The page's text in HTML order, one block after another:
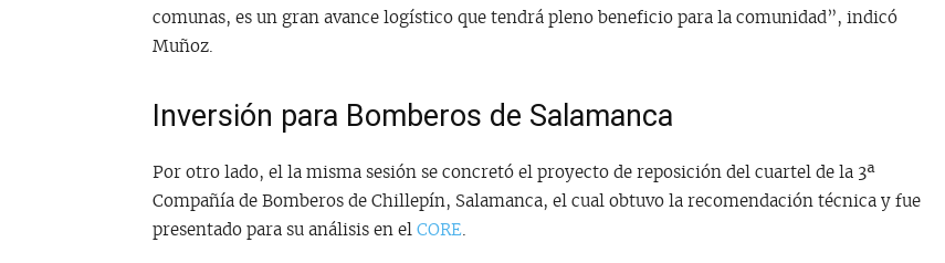
comunas, es un gran avance logístico que tendrá pleno beneficio para la comunidad”, indicó
Muñoz.
Inversión para Bomberos de Salamanca
Por otro lado, el la misma sesión se concretó el proyecto de reposición del cuartel de la 3ª
Compañía de Bomberos de Chillepín, Salamanca, el cual obtuvo la recomendación técnica y fue
presentado para su análisis en el CORE.